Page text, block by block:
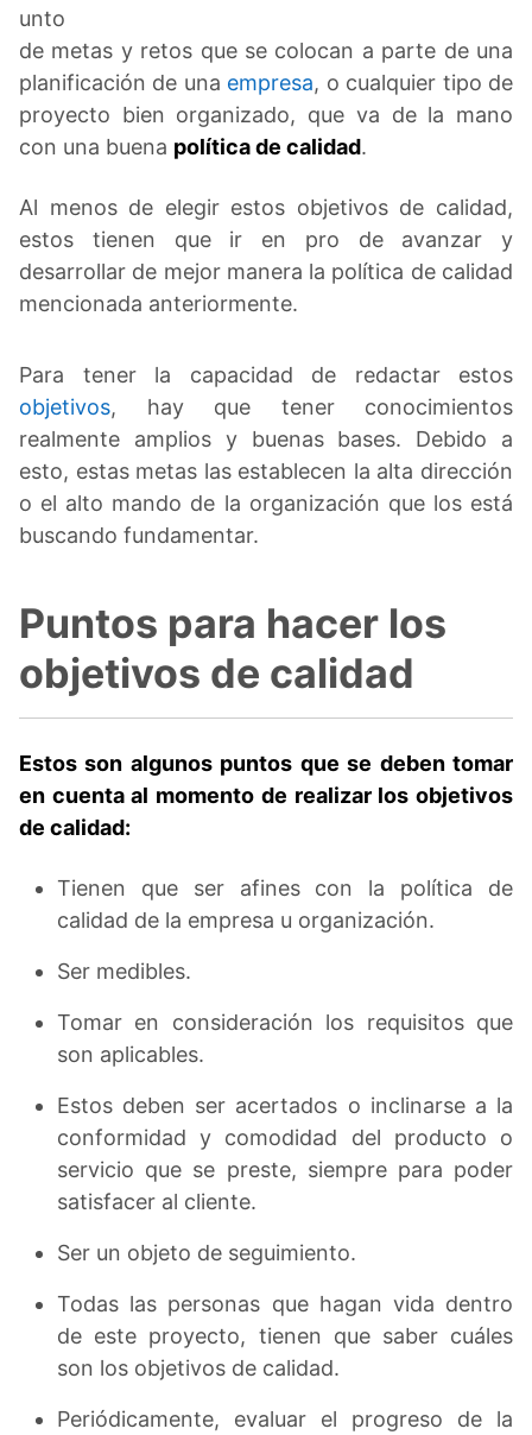
unto
de metas y retos que se colocan a parte de una
planificación de una empresa, o cualquier tipo de
proyecto bien organizado, que va de la mano
con una buena política de calidad.
Al menos de elegir estos objetivos de calidad,
estos tienen que ir en pro de avanzar y
desarrollar de mejor manera la política de calidad
mencionada anteriormente.
Para tener la capacidad de redactar estos
objetivos, hay que tener conocimientos
realmente amplios y buenas bases. Debido a
esto, estas metas las establecen la alta dirección
o el alto mando de la organización que los está
buscando fundamentar.
Puntos para hacer los
objetivos de calidad
Estos son algunos puntos que se deben tomar
en cuenta al momento de realizar los objetivos
de calidad:
Tienen que ser afines con la política de
calidad de la empresa u organización.
Ser medibles.
Tomar en consideración los requisitos que
son aplicables.
Estos deben ser acertados o inclinarse a la
conformidad y comodidad del producto o
servicio que se preste, siempre para poder
satisfacer al cliente.
Ser un objeto de seguimiento.
Todas las personas que hagan vida dentro
de este proyecto, tienen que saber cuáles
son los objetivos de calidad.
Periódicamente, evaluar el progreso de la